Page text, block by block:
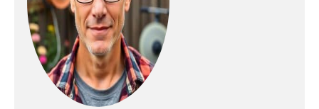
pas de porte, en bas
d'immeuble